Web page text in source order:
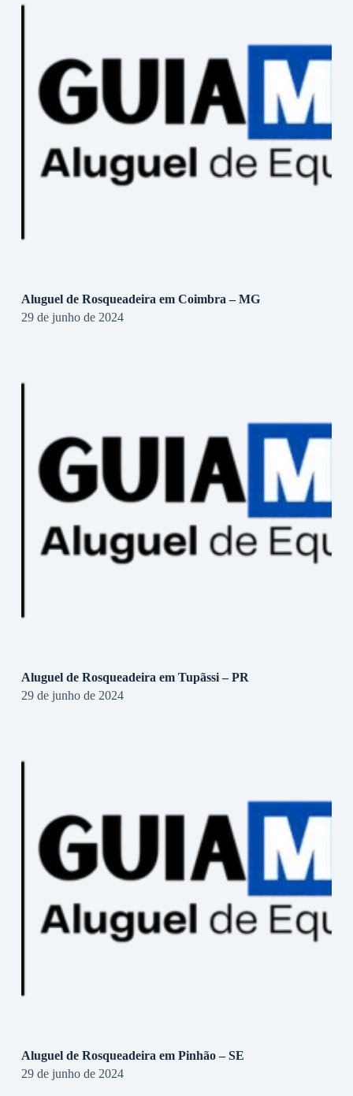
Aluguel de Rosqueadeira em Coimbra – MG
29 de junho de 2024
Aluguel de Rosqueadeira em Tupãssi – PR
29 de junho de 2024
Aluguel de Rosqueadeira em Pinhão – SE
29 de junho de 2024